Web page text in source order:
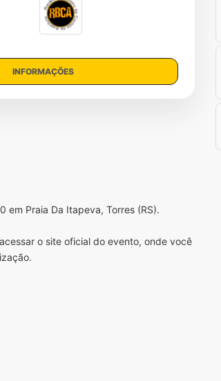
INFORMAÇÕES
Praia Da Itapeva, Torres (RS).
o site oficial do evento, onde você